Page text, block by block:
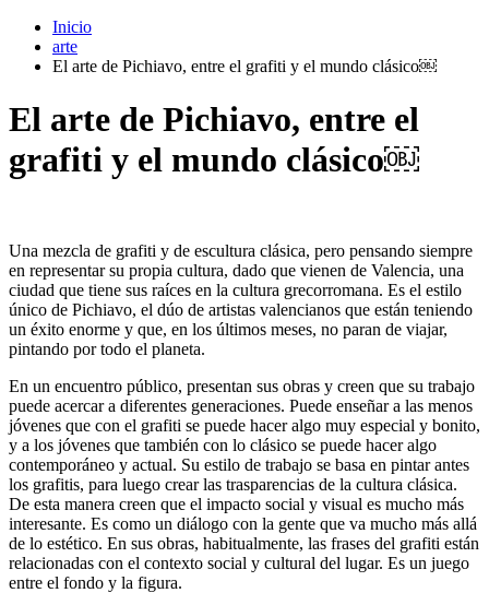
Inicio
arte
El arte de Pichiavo, entre el grafiti y el mundo clásico￼
El arte de Pichiavo, entre el
grafiti y el mundo clásico￼
Una mezcla de grafiti y de escultura clásica, pero pensando siempre
en representar su propia cultura, dado que vienen de Valencia, una
ciudad que tiene sus raíces en la cultura grecorromana. Es el estilo
único de Pichiavo, el dúo de artistas valencianos que están teniendo
un éxito enorme y que, en los últimos meses, no paran de viajar,
pintando por todo el planeta.
En un encuentro público, presentan sus obras y creen que su trabajo
puede acercar a diferentes generaciones. Puede enseñar a las menos
jóvenes que con el grafiti se puede hacer algo muy especial y bonito,
y a los jóvenes que también con lo clásico se puede hacer algo
contemporáneo y actual. Su estilo de trabajo se basa en pintar antes
los grafitis, para luego crear las trasparencias de la cultura clásica.
De esta manera creen que el impacto social y visual es mucho más
interesante. Es como un diálogo con la gente que va mucho más allá
de lo estético. En sus obras, habitualmente, las frases del grafiti están
relacionadas con el contexto social y cultural del lugar. Es un juego
entre el fondo y la figura.